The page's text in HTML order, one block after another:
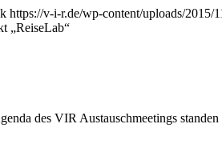
https://v-i-r.de/wp-content/uploads/
„ReiseLab“
des VIR Austauschmeetings